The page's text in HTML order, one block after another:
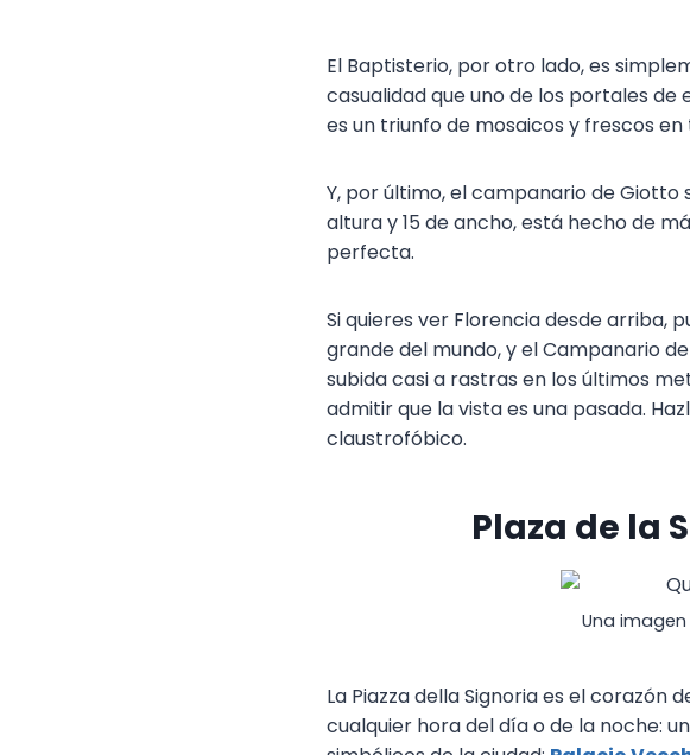
El Baptisterio, por otro lado, es
casualidad que uno de los portales de
es un triunfo de mosaicos y frescos
Y, por último, el campanario de Giotto
altura y 15 de ancho, está hecho de
perfecta.
Si quieres ver Florencia desde arriba,
grande del mundo, y el Campanario
subida casi a rastras en los últimos
admitir que la vista es una pasada.
claustrofóbico.
Plaza de la
Una imagen
La Piazza della Signoria es el corazón
cualquier hora del día o de la noche: